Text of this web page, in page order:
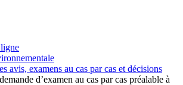
avis, examens au cas par cas et décisions
d’examen au cas par cas préalable à